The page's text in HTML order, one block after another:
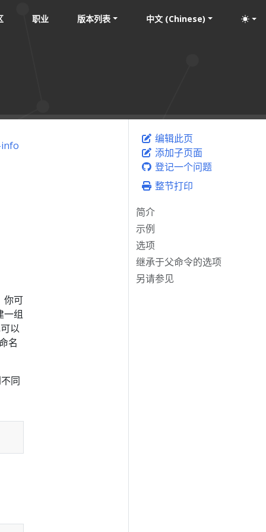
职业 版本列表 中文 (Chinese)
编辑此页
添加子页面
登记一个问题
整节打印
简介
示例
选项
继承于父命令的选项
另请参见
你可
一组
以
名
同